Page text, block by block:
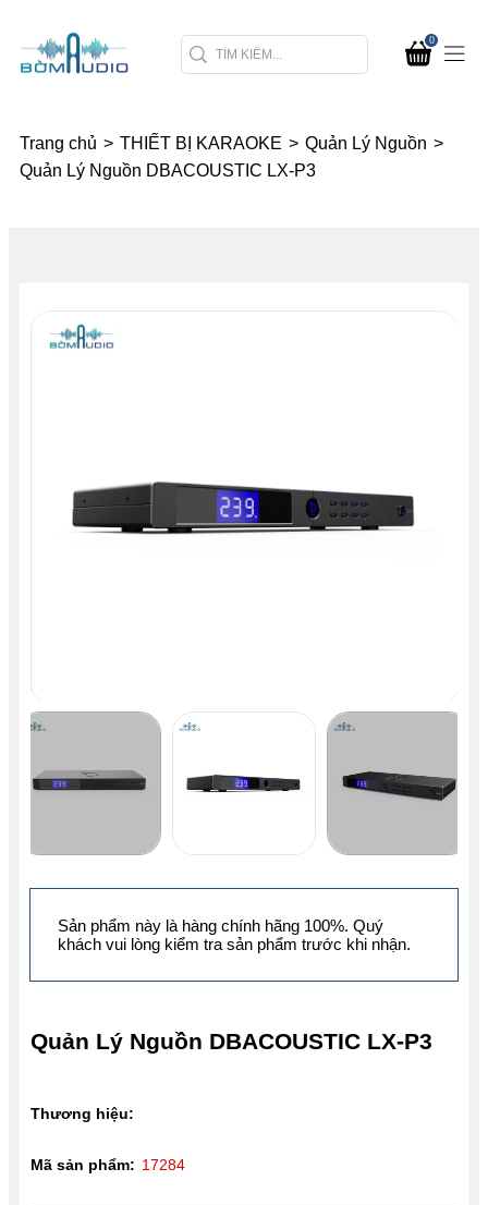
0
Trang chủ > THIẾT BỊ KARAOKE > Quản Lý Nguồn >
Quản Lý Nguồn DBACOUSTIC LX-P3
Quản Lý Nguồn DBACOUSTIC LX-P3
Thương hiệu:
Mã sản phẩm: 17284
Sản phẩm này là hàng chính hãng 100%. Quý
khách vui lòng kiểm tra sản phẩm trước khi nhận.